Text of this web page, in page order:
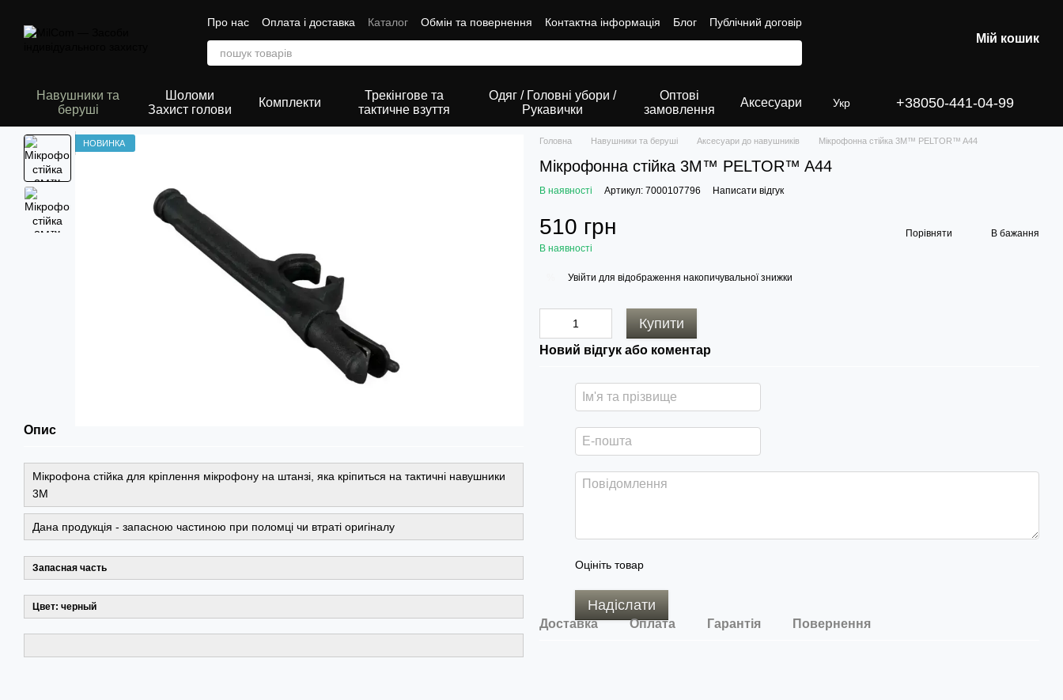
Про нас Оплата і доставка Каталог Обмін та повернення Контактна інформація Блог
Публічний договір
Сертифікати
Мій кошик
Навушники та
беруші
Шоломи
Захист голови
Комплекти
Трекінгове та
тактичне взуття
Одяг / Головні убори /
Рукавички
Оптові
замовлення
Аксесуари Укр +38050-441-04-99
НОВИНКА
Опис
Мікрофона стійка для кріплення мікрофону на штанзі, яка кріпиться на тактичні навушники
3М
Дана продукція - запасною частиною при поломці чи втраті оригіналу
Запасная часть
Цвет: черный
Головна Навушники та беруші Аксесуари до навушників Мікрофонна стійка 3M™ PELTOR™ A44
Мікрофонна стійка 3M™ PELTOR™ A44
В наявності Артикул: 7000107796 Написати відгук
510 грн
В наявності
Порівняти В бажання
Увійти для відображення накопичувальної знижки
Купити
Новий відгук або коментар
Оцініть товар
Надіслати
Доставка Оплата Гарантія Повернення